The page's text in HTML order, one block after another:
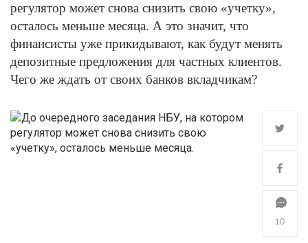
регулятор может снова снизить свою «учетку»,
осталось меньше месяца. А это значит, что
финансисты уже прикидывают, как будут менять
депозитные предложения для частных клиентов.
Чего же ждать от своих банков вкладчикам?
10